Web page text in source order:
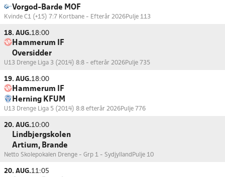
Vorgod-Barde MOF
Kvinde C1 (+15) 7:7 Kortbane - Efterår 2026Pulje 113
18. AUG.18:00
Hammerum IF
Oversidder
U13 Drenge Liga 3 (2014) 8:8 - efterår 2026Pulje 735
19. AUG.18:00
Hammerum IF
Herning KFUM
U13 Drenge Liga 5 (2014) 8:8 efterår 2026Pulje 776
20. AUG.10:00
Lindbjergskolen
Artium, Brande
Netto Skolepokalen Drenge - Grp 1 - Sydjylland Pulje 10
20. AUG.11:05